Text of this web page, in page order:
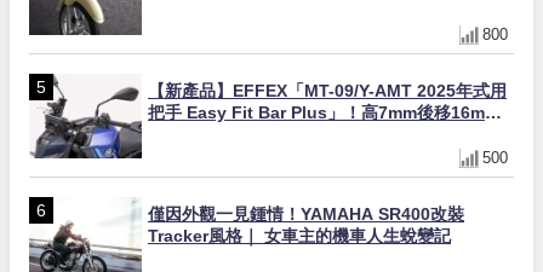
800
【新產品】EFFEX「MT-09/Y-AMT 2025年式用
把手 Easy Fit Bar Plus」！高7mm後移16mm
500
僅因外觀一見鍾情！YAMAHA SR400改裝
Tracker風格｜ 女車主的機車人生蛻變記